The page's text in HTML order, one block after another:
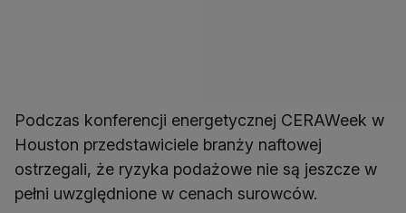
Podczas konferencji energetycznej CERAWeek w
Houston przedstawiciele branży naftowej
ostrzegali, że ryzyka podażowe nie są jeszcze w
pełni uwzględnione w cenach surowców.